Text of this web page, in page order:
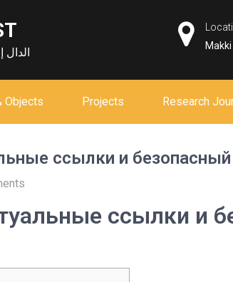
الدال
Objects Projects Research
ссылки и
ссылки и